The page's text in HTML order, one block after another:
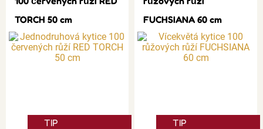
TORCH 50 cm
TIP
FUCHSIANA 60 cm
TIP